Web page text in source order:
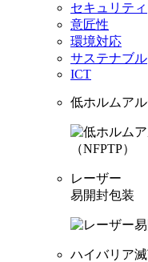
セキュリティ
意匠性
環境対応
サステナブル
ICT
低ホルムアル
レーザー
易開封包装
ハイバリア